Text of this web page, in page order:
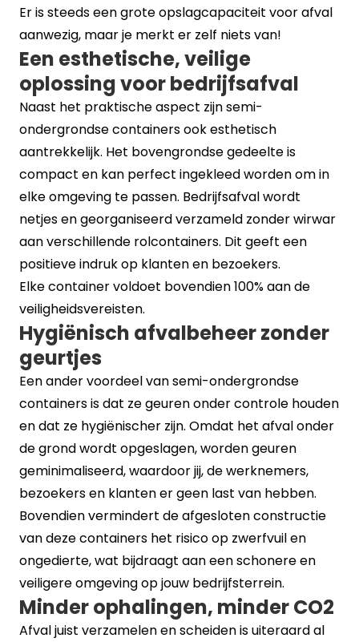
Er is steeds een grote opslagcapaciteit voor afval
aanwezig, maar je merkt er zelf niets van!
Een esthetische, veilige
oplossing voor bedrijfsafval
Naast het praktische aspect zijn semi-
ondergrondse containers ook esthetisch
aantrekkelijk. Het bovengrondse gedeelte is
compact en kan perfect ingekleed worden om in
elke omgeving te passen. Bedrijfsafval wordt
netjes en georganiseerd verzameld zonder wirwar
aan verschillende rolcontainers. Dit geeft een
positieve indruk op klanten en bezoekers.
Elke container voldoet bovendien 100% aan de
veiligheidsvereisten.
Hygiënisch afvalbeheer zonder
geurtjes
Een ander voordeel van semi-ondergrondse
containers is dat ze geuren onder controle houden
en dat ze hygiënischer zijn. Omdat het afval onder
de grond wordt opgeslagen, worden geuren
geminimaliseerd, waardoor jij, de werknemers,
bezoekers en klanten er geen last van hebben.
Bovendien vermindert de afgesloten constructie
van deze containers het risico op zwerfvuil en
ongedierte, wat bijdraagt aan een schonere en
veiligere omgeving op jouw bedrijfsterrein.
Minder ophalingen, minder CO2
Afval juist verzamelen en scheiden is uiteraard al